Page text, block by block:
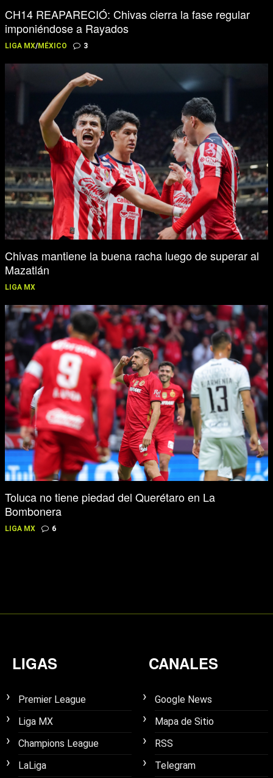
CH14 REAPARECIÓ: Chivas cierra la fase regular
imponiéndose a Rayados
LIGA MX/MÉXICO 3
Chivas mantiene la buena racha luego de superar al
Mazatlán
LIGA MX
Toluca no tiene piedad del Querétaro en La
Bombonera
LIGA MX 6
LIGAS
Premier League
Liga MX
Champions League
LaLiga
CANALES
Google News
Mapa de Sitio
RSS
Telegram